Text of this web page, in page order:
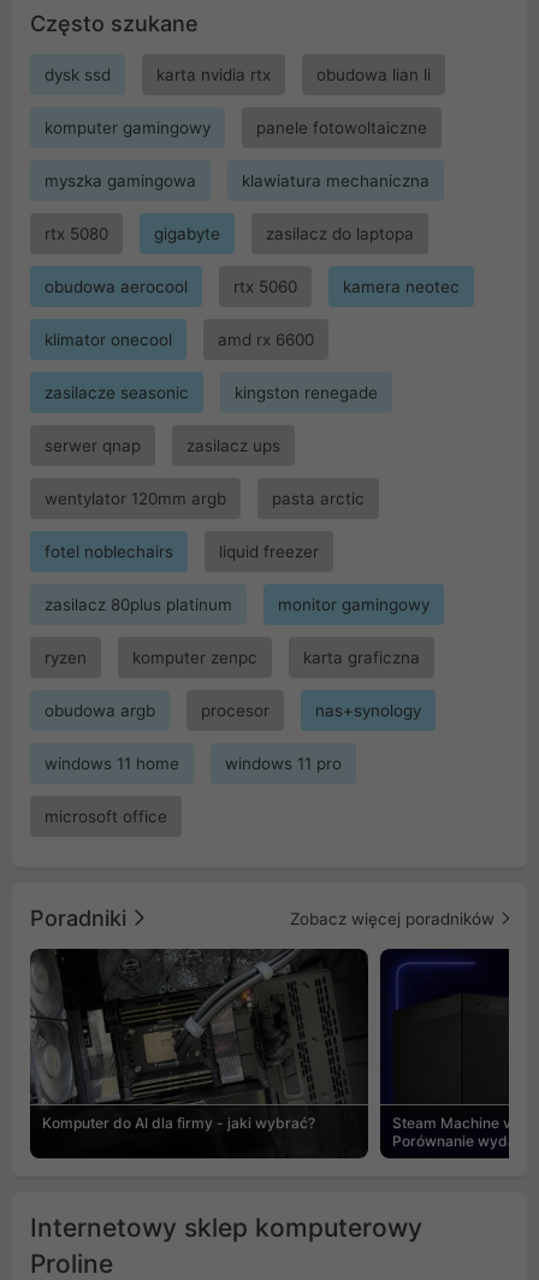
Często szukane
dysk ssd karta nvidia rtx obudowa lian li
komputer gamingowy panele fotowoltaiczne
myszka gamingowa klawiatura mechaniczna
rtx 5080 gigabyte zasilacz do laptopa
obudowa aerocool rtx 5060 kamera neotec
klimator onecool amd rx 6600
zasilacze seasonic kingston renegade
serwer qnap zasilacz ups
wentylator 120mm argb pasta arctic
fotel noblechairs liquid freezer
zasilacz 80plus platinum monitor gamingowy
ryzen komputer zenpc karta graficzna
obudowa argb procesor nas+synology
windows 11 home windows 11 pro
microsoft office
Poradniki Zobacz więcej poradników
Komputer do AI dla firmy - jaki wybrać?
Steam Machine vs
Porównanie
Internetowy sklep komputerowy
Proline